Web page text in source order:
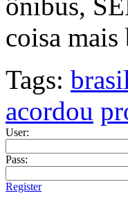
coisa
Tags: brasil
acordou
User:
Pass:
Register